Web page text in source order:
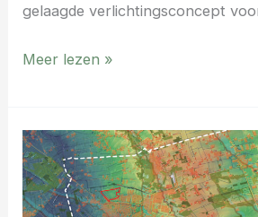
gelaagde verlichtingsconcept
Meer lezen »
Klimaatonderlegger
Gemert-
Bakel